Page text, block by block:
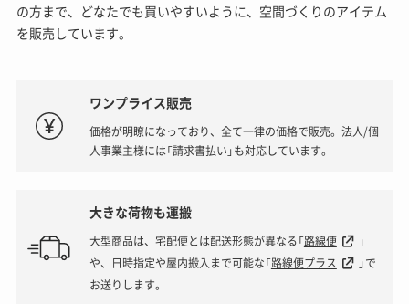
の方まで、どなたでも買いやすいように、空間づくりのアイテム
を販売しています。
ワンプライス販売
価格が明瞭になっており、全て一律の価格で販売。法人/個
人事業主様には「請求書払い」も対応しています。
大きな荷物も運搬
大型商品は、宅配便とは配送形態が異なる「路線便
」
や、日時指定や屋内搬入まで可能な「路線便プラス
」で
お送りします。